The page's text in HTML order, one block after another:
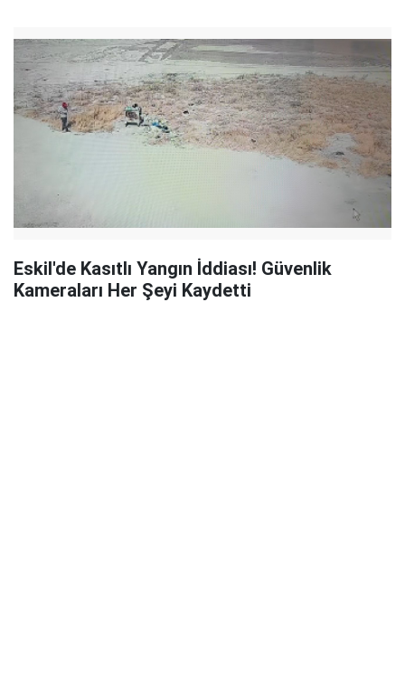
Eskil'de Kasıtlı Yangın İddiası! Güvenlik
Kameraları Her Şeyi Kaydetti